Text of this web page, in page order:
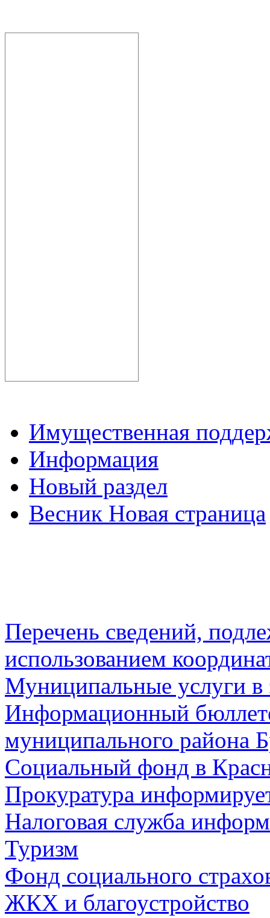
Имущественная
Информация
Новый раздел
Весник Новая страница
Перечень сведений,
использованием
Муниципальные услуги в
Информационный
муниципального района
Социальный фонд в
Прокуратура
Налоговая служба
Туризм
Фонд социального
ЖКХ и благоустройство